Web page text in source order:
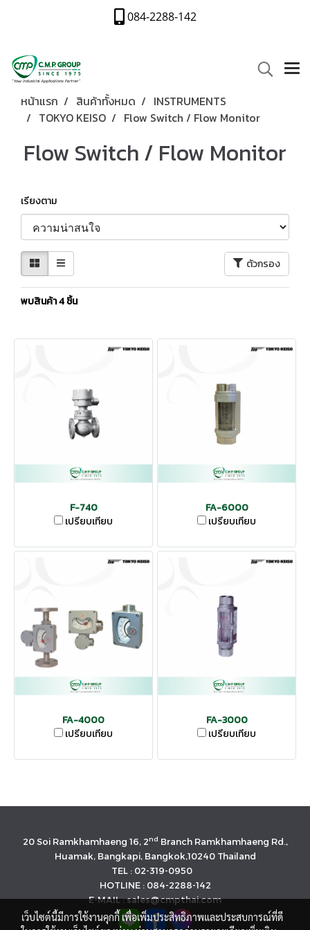
084-2288-142
หน้าแรก สินค้าทั้งหมด
INSTRUMENTS
TOKYO KEISO
Flow Switch / Flow Monitor
Flow Switch / Flow Monitor
เรียงตาม
ตัวกรอง
พบสินค้า 4 ชิ้น
F-740
เปรียบเทียบ
FA-6000
เปรียบเทียบ
FA-4000
เปรียบเทียบ
FA-3000
เปรียบเทียบ
20 Soi Ramkhamhaeng 16, 2nd Branch Ramkhamhaeng Rd.,
Huamak, Bangkapi, Bangkok,10240 Thailand
TEL : 02-319-0950
HOTLINE : 084-2288-142
E-MAIL : sales@cmpthai.com
เว็บไซต์นี้มีการใช้งานคุกกี้ เพื่อเพิ่มประสิทธิภาพและประสบการณ์ที่ดี